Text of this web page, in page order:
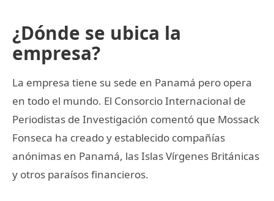
¿Dónde se ubica la
empresa?
La empresa tiene su sede en Panamá pero opera
en todo el mundo. El Consorcio Internacional de
Periodistas de Investigación comentó que Mossack
Fonseca ha creado y establecido compañías
anónimas en Panamá, las Islas Vírgenes Británicas
y otros paraísos financieros.